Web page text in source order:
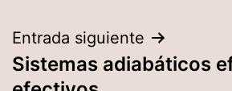
Entrada siguiente
Sistemas adiabáticos